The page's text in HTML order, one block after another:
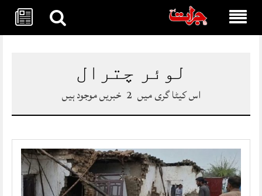
لوئر چترال
اس کیٹا گری میں 2 خبریں موجود ہیں